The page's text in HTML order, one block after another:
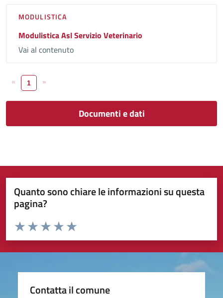
MODULISTICA
Modulistica Asl Servizio Veterinario
Vai al contenuto
« 1 »
Documenti e dati
Quanto sono chiare le informazioni su questa
pagina?
Valuta da 1 a 5 stelle la pagina
Valuta 5 stelle su 5
Valuta 4 stelle su 5
Valuta 3 stelle su 5
Valuta 2 stelle su 5
Valuta 1 stelle su 5
Contatta il comune